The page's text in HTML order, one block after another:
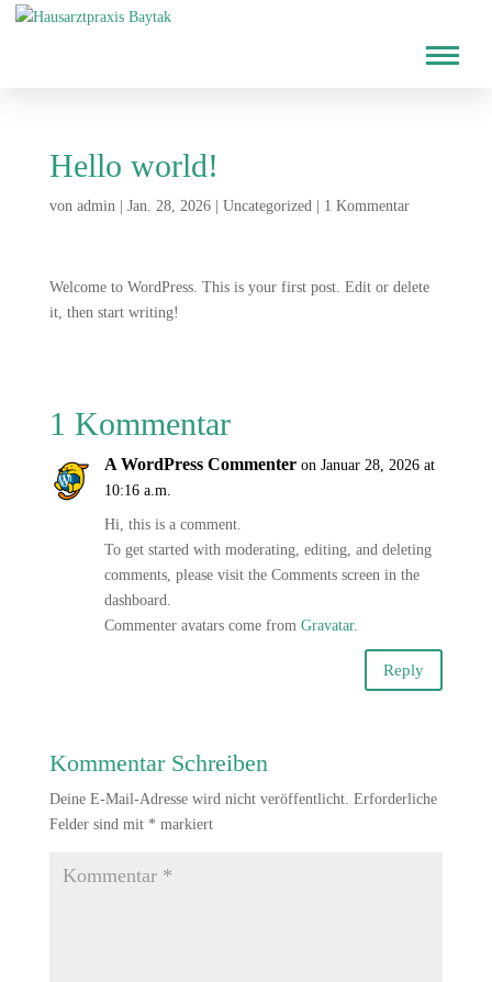
Hello world!
von admin| Jan. 28, 2026| Uncategorized| 1 Kommentar
Welcome to WordPress. This is your first post. Edit or delete
it, then start writing!
1 Kommentar
A WordPress Commenter on Januar 28, 2026 at
10:16 a.m.
Hi, this is a comment.
To get started with moderating, editing, and deleting
comments, please visit the Comments screen in the
dashboard.
Commenter avatars come from Gravatar.
Reply
Kommentar Schreiben
Deine E-Mail-Adresse wird nicht veröffentlicht. Erforderliche
Felder sind mit * markiert